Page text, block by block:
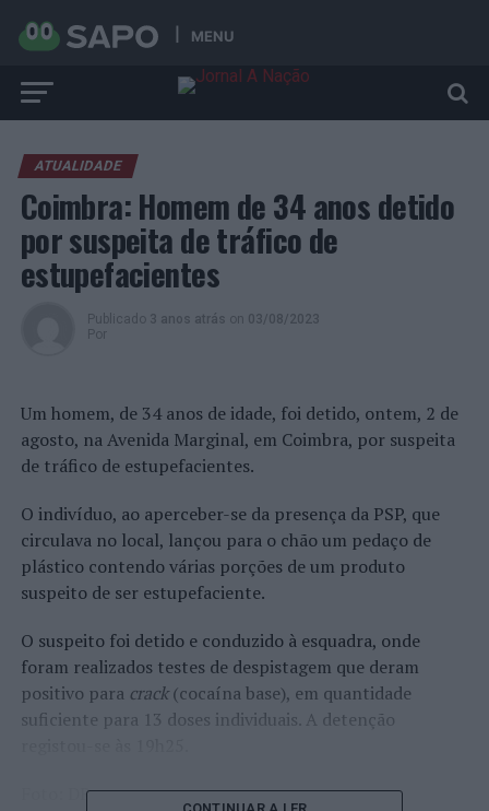
MENU
ATUALIDADE
Coimbra: Homem de 34 anos detido
por suspeita de tráfico de
estupefacientes
Publicado 3 anos atrás on 03/08/2023
Por
Um homem, de 34 anos de idade, foi detido, ontem, 2 de
agosto, na Avenida Marginal, em Coimbra, por suspeita
de tráfico de estupefacientes.
O indivíduo, ao aperceber-se da presença da PSP, que
circulava no local, lançou para o chão um pedaço de
plástico contendo várias porções de um produto
suspeito de ser estupefaciente.
O suspeito foi detido e conduzido à esquadra, onde
foram realizados testes de despistagem que deram
positivo para crack(cocaína base), em quantidade
suficiente para 13 doses individuais. A detenção
Foto: DR.